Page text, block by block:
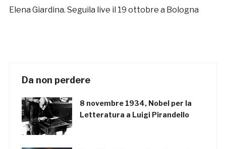
Elena Giardina. Seguila live il 19 ottobre a Bologna
Da non perdere
8 novembre 1934, Nobel per la
Letteratura a Luigi Pirandello